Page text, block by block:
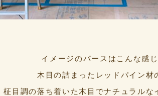
イメージのパースはこんな感じ
木目の詰まったレッドパイン材
柾目調の落ち着いた木目でナチュラルな